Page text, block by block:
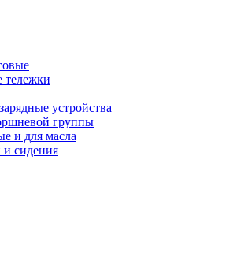
тележки
устройства
группы
и для масла
сидения